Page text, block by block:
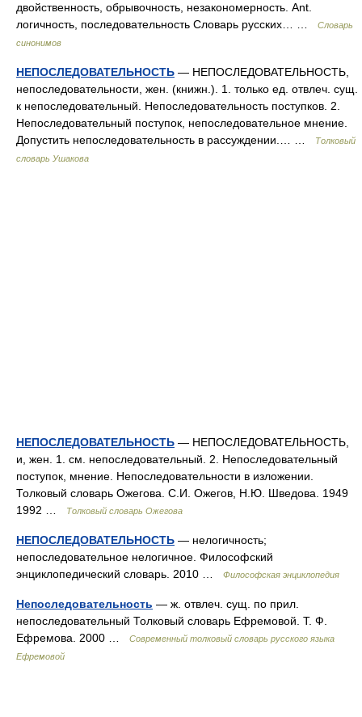
двойственность, обрывочность, незакономерность. Ant.
логичность, последовательность Словарь русских… …
Словарь
синонимов
НЕПОСЛЕДОВАТЕЛЬНОСТЬ — НЕПОСЛЕДОВАТЕЛЬНОСТЬ,
непоследовательности, жен. (книжн.). 1. только ед. отвлеч. сущ.
к непоследовательный. Непоследовательность поступков. 2.
Непоследовательный поступок, непоследовательное мнение.
Допустить непоследовательность в рассуждении.… …
Толковый
словарь Ушакова
НЕПОСЛЕДОВАТЕЛЬНОСТЬ — НЕПОСЛЕДОВАТЕЛЬНОСТЬ,
и, жен. 1. см. непоследовательный. 2. Непоследовательный
поступок, мнение. Непоследовательности в изложении.
Толковый словарь Ожегова. С.И. Ожегов, Н.Ю. Шведова. 1949
1992 …
Толковый словарь Ожегова
НЕПОСЛЕДОВАТЕЛЬНОСТЬ — нелогичность;
непоследовательное нелогичное. Философский
энциклопедический словарь. 2010 …
Философская энциклопедия
Непоследовательность — ж. отвлеч. сущ. по прил.
непоследовательный Толковый словарь Ефремовой. Т. Ф.
Ефремова. 2000 …
Современный толковый словарь русского языка
Ефремовой